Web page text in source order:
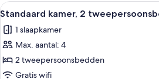
kingsize
Alle
foto's
voor
Standaard
kamer,
2
Een
2
Standaard kamer, 2
1 slaapkamer
Max. aantal: 4
2 tweepersoonsbedden
Gratis wifi